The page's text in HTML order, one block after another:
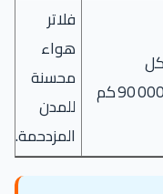
كل
90 000 كم
فلاتر
هواء
محسنة
للمدن
المزدحمة.